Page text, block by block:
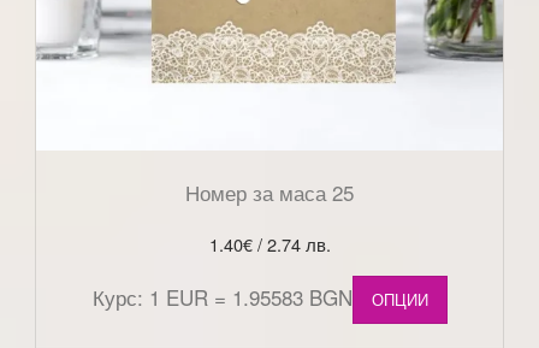
Номер за маса 25
1.40€/ 2.74 лв.
Курс: 1 EUR = 1.95583 BGN ОПЦИИ